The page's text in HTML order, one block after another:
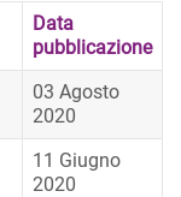
Data
pubblicazione
03 Agosto
2020
11 Giugno
2020